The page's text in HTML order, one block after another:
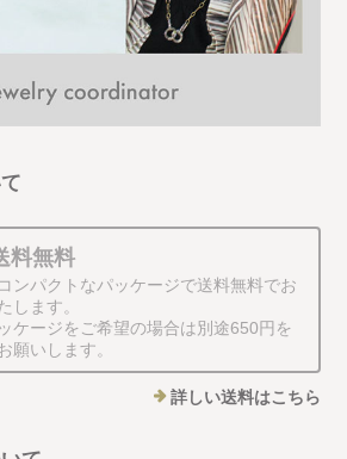
料無料
ンパクトなパッケージで送料無料でお
します。
ケージをご希望の場合は別途650円を
願いします。
詳しい送料はこちら